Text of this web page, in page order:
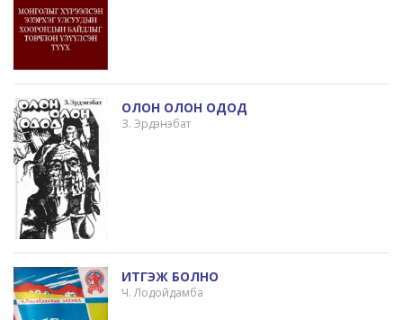
ОЛОН ОЛОН ОДОД
З. Эрдэнэбат
ИТГЭЖ БОЛНО
Ч. Лодойдамба